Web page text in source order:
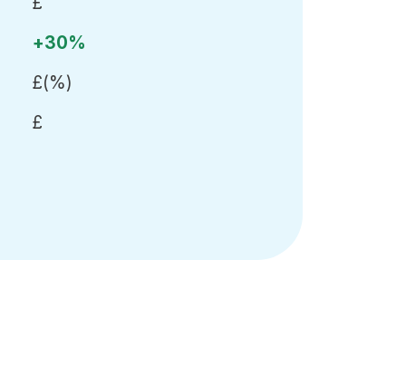
+30%
£(%)
£